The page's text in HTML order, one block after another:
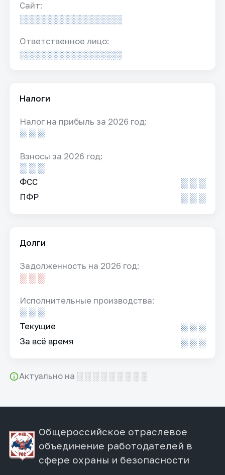
Сайт:
░░░░░░░░░░░░░░░░░
Ответственное лицо:
░░░░░░░░░░░░░░░░░
Налоги
Налог на прибыль за 2026 год:
░ ░ ░
Взносы за 2026 год:
░ ░ ░
ФСС ░ ░ ░
ПФР ░ ░ ░
Долги
Задолженность на 2026 год:
░ ░ ░
Исполнительные производства:
░ ░ ░
Текущие ░ ░ ░
За всё время ░ ░ ░
Актуально на ░ ░ ░ ░ ░ ░ ░ ░ ░
Общероссийское отраслевое
объединение работодателей в
сфере охраны и безопасности